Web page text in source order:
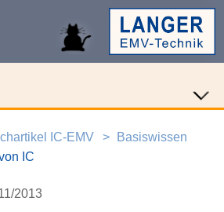
IC-EMV
Basiswissen
IC
2013